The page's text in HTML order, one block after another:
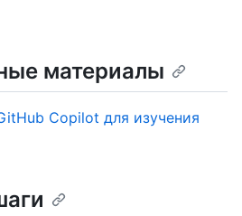
материалы
Copilot для изучения